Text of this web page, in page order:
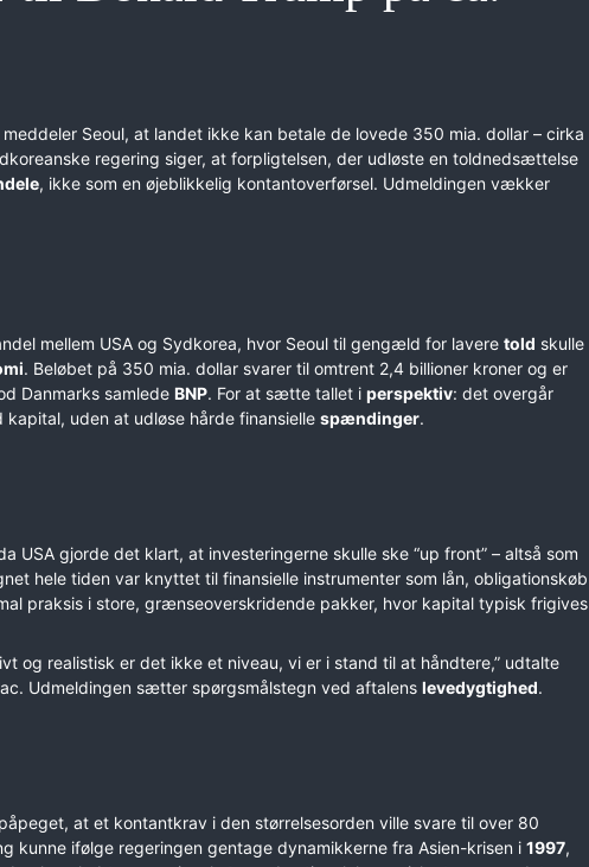
Seoul, at landet ikke kan betale de lovede 350 mia. dollar – cirka
regering siger, at forpligtelsen, der udløste en toldnedsættelse
, ikke som en øjeblikkelig kontantoverførsel. Udmeldingen vækker
mellem USA og Sydkorea, hvor Seoul til gengæld for lavere told skulle
. Beløbet på 350 mia. dollar svarer til omtrent 2,4 billioner kroner og er
Danmarks samlede BNP. For at sætte tallet i perspektiv: det overgår
uden at udløse hårde finansielle spændinger.
gjorde det klart, at investeringerne skulle ske “up front” – altså som
hele tiden var knyttet til finansielle instrumenter som lån, obligationskøb
praksis i store, grænseoverskridende pakker, hvor kapital typisk frigives
og realistisk er det ikke et niveau, vi er i stand til at håndtere,” udtalte
Udmeldingen sætter spørgsmålstegn ved aftalens levedygtighed.
at et kontantkrav i den størrelsesorden ville svare til over 80
kunne ifølge regeringen gentage dynamikkerne fra Asien-krisen i 1997,